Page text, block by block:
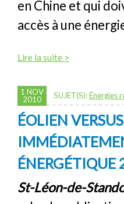
en Chine et qui
accès à une
Lire la suite >
1 NOV
2010
SUJET(S):Énergies
ÉOLIEN
ÉNERGÉTIQUE
St-Léon-de-